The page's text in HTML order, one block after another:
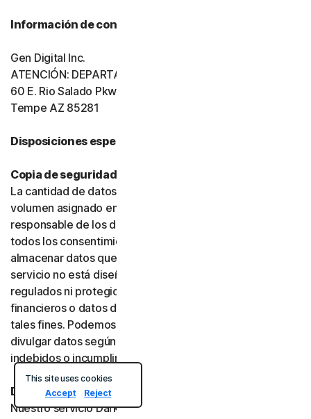
Información de contacto de Gen Digital
Gen Digital Inc.
ATENCIÓN: DEPARTAMENTO LEGAL
60 E. Rio Salado Pkwy, Ste 1000
Tempe AZ 85281
Disposiciones específicas del producto:
Copia de seguridad en la nube o en línea
La cantidad de datos que puede almacenar se limita al
volumen asignado en su plan. Usted es el único
responsable de los datos que almacene y debe obtener
todos los consentimientos necesarios antes de
almacenar datos que pertenezcan a terceros. Este
servicio no está diseñado para almacenar datos
regulados ni protegidos, como datos de servicios
financieros o datos de salud, y no debe utilizarse con
tales fines. Podemos supervisar, revisar, conservar y
divulgar datos según lo exija la ley o para investigar usos
indebidos o incumplimientos.
Dark Web Monitoring
Nuestro servicio Dark Web Monitoring no está disponible
This site uses cookies
Accept
Reject